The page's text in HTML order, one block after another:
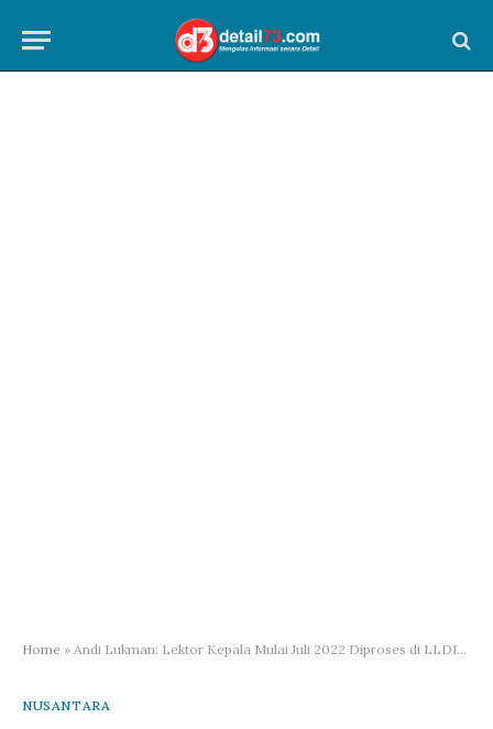
Home » Andi Lukman: Lektor Kepala Mulai Juli 2022 Diproses di LLDIKTI IX Sultanbatara
NUSANTARA